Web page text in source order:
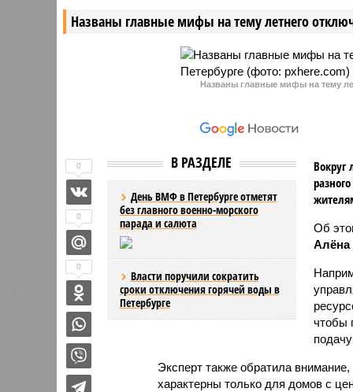
и приведет к установлению
температурных рекордов.
школе
Названы главные мифы на тему летнего
Названы главные мифы на тему
В РАЗДЕЛЕ
День ВМФ в Петербурге отметят
без главного военно-морского
парада и салюта
Власти поручили сократить
сроки отключения горячей воды в
Петербурге
Вокруг
Об
Алёна
чтобы
Эксперт также обратила
характерны только для домов с
0
0
0